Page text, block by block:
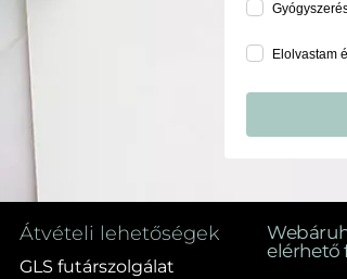
Elolvastam
Átvételi lehetőségek
GLS futárszolgálat
elérhető